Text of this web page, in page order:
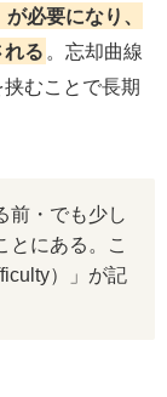
必要になり、
る 。忘却曲線
むことで長期
前・でも少し
とにある。こ
）」が記